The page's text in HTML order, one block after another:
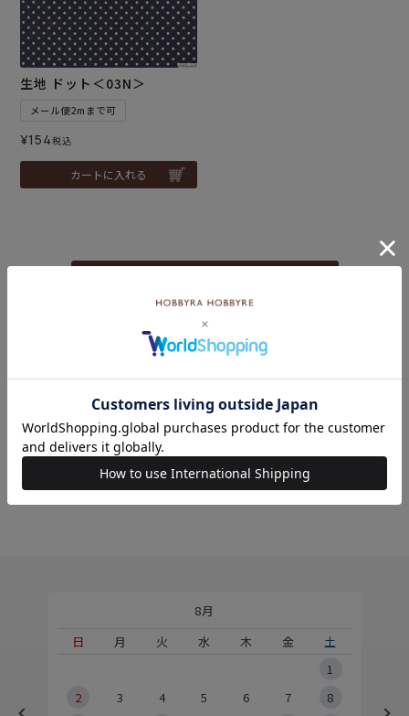
生地 ドット＜03N＞
メール便2mまで可
¥154税込
カートに入れる
こちらのキーワード
もおすすめ
8月
日
月 火 水 木 金
土
1
2
3 4 5 6 7
8